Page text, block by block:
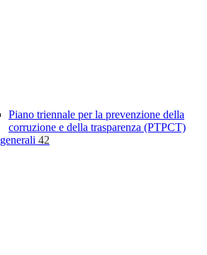
Piano triennale per la prevenzione della
corruzione e della trasparenza (PTPCT)
42